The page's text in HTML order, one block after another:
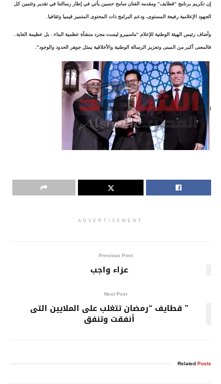
إن تكريم برنامج “قطايف” ومقدمه الفنان سامح حسين يأتي في إطار رسالتنا في تقدير وتثمين كل
الجهود الإعلامية رفيعة المستوى، ودعم البرامج ذات المحتوى المتميز قيميا وثقافيا.
وأضاف رئيس الهيئة الوطنية للإعلام “ماسبيرو ليست مجرد منشأة عظمية البناء.. بل عظيمة الغاية..
فالمعنى أكبر من المبنى وتعزيز الرسالة الوطنية والأخلاقية يمثل جوهر الحدود والوجود”.
ADVERTISEMENT
Previous Post
عزاء واجب
Next Post
” قطايف “رمضان تتغلب على الملايين التى
أنفقت وتنفق
RelatedPosts